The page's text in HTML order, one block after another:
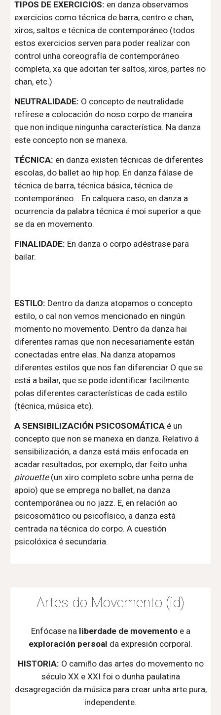
TIPOS DE EXERCICIOS: en danza observamos
exercicios como técnica de barra, centro e chan,
xiros, saltos e técnica de contemporáneo (todos
estos exercicios serven para poder realizar con
control unha coreografía de contemporáneo
completa, xa que adoitan ter saltos, xiros, partes no
chan, etc.)
NEUTRALIDADE: O concepto de neutralidade
refírese a colocación do noso corpo de maneira
que non indique ningunha característica. Na danza
este concepto non se manexa.
TÉCNICA: en danza existen técnicas de diferentes
escolas, do ballet ao hip hop. En danza fálase de
técnica de barra, técnica básica, técnica de
contemporáneo... En calquera caso, en danza a
ocurrencia da palabra técnica é moi superior a que
se da en movemento.
FINALIDADE: En danza o corpo adéstrase para
bailar.
ESTILO: Dentro da danza atopamos o concepto
estilo, o cal non vemos mencionado en ningún
momento no movemento. Dentro da danza hai
diferentes ramas que non necesariamente están
conectadas entre elas. Na danza atopamos
diferentes estilos que nos fan diferenciar O que se
está a bailar, que se pode identificar facilmente
polas diferentes características de cada estilo
(técnica, música etc).
A SENSIBILIZACIÓN PSICOSOMÁTICA é un
concepto que non se manexa en danza. Relativo á
sensibilización, a danza está máis enfocada en
acadar resultados, por exemplo, dar feito unha
pirouette (un xiro completo sobre unha perna de
apoio) que se emprega no ballet, na danza
contemporánea ou no jazz. E, en relación ao
psicosomático ou psicofísico, a danza está
centrada na técnica do corpo. A cuestión
psicolóxica é secundaria.
Artes do Movemento (id)
Enfócase na liberdade de movementoe a
exploración persoal da expresión corporal.
HISTORIA: O camiño das artes do movemento no
século XX e XXI foi o dunha paulatina
desagregación da música para crear unha arte pura,
independente.